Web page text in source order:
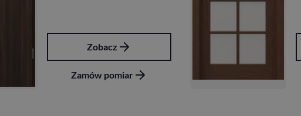
Zobacz
Zamów pomiar